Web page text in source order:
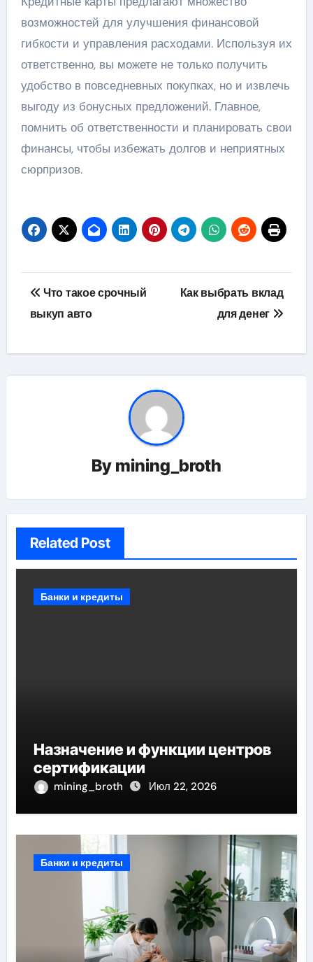
возможностей для улучшения финансовой
гибкости и управления расходами. Используя их
ответственно, вы можете не только получить
удобство в повседневных покупках, но и извлечь
выгоду из бонусных предложений. Главное,
помнить об ответственности и планировать свои
финансы, чтобы избежать долгов и неприятных
сюрпризов.
Навигация
по
Что такое срочный
выкуп авто
Как выбрать вклад
для денег
By mining_broth
Related Post
Банки и кредиты
Назначение и функции центров
сертификации
mining_broth Июл 22, 2026
Банки и кредиты